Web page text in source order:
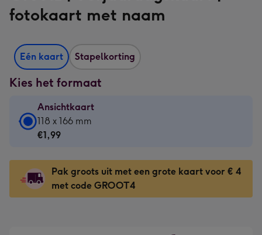
fotokaart met naam
Eén kaart Stapelkorting
Kies het formaat
Ansichtkaart
Ansichtkaart
-
-
118
x
118 x 166 mm
€1,99
Pak groots uit met een grote kaart voor € 4
met code GROOT4